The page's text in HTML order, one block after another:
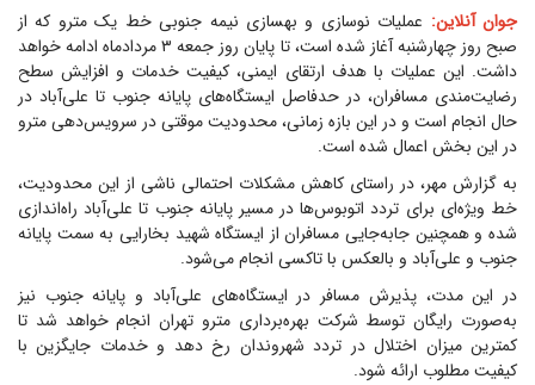
جوان آنلاین: عملیات نوسازی و بهسازی نیمه جنوبی خط یک مترو که از
صبح روز چهارشنبه آغاز شده است، تا پایان روز جمعه ۳ مردادماه ادامه خواهد
داشت. این عملیات با هدف ارتقای ایمنی، کیفیت خدمات و افزایش سطح
رضایت‌مندی مسافران، در حدفاصل ایستگاه‌های پایانه جنوب تا علی‌آباد در
حال انجام است و در این بازه زمانی، محدودیت موقتی در سرویس‌دهی مترو
در این بخش اعمال شده است.
به گزارش مهر، در راستای کاهش مشکلات احتمالی ناشی از این محدودیت،
خط ویژه‌ای برای تردد اتوبوس‌ها در مسیر پایانه جنوب تا علی‌آباد راه‌اندازی
شده و همچنین جابه‌جایی مسافران از ایستگاه شهید بخارایی به سمت پایانه
جنوب و علی‌آباد و بالعکس با تاکسی انجام می‌شود.
در این مدت، پذیرش مسافر در ایستگاه‌های علی‌آباد و پایانه جنوب نیز
به‌صورت رایگان توسط شرکت بهره‌برداری مترو تهران انجام خواهد شد تا
کمترین میزان اختلال در تردد شهروندان رخ دهد و خدمات جایگزین با
کیفیت مطلوب ارائه شود.